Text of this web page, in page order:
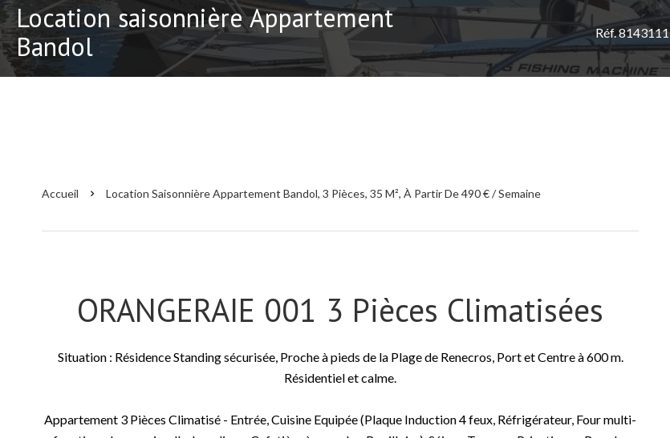
Location saisonnière Appartement
Bandol
Réf. 8143111
Accueil Location Saisonnière Appartement Bandol, 3 Pièces, 35 M², À Partir De 490 € / Semaine
ORANGERAIE 001 3 Pièces Climatisées
Situation : Résidence Standing sécurisée, Proche à pieds de la Plage de Renecros, Port et Centre à 600 m.
Résidentiel et calme.
Appartement 3 Pièces Climatisé - Entrée, Cuisine Equipée (Plaque Induction 4 feux, Réfrigérateur, Four multi-